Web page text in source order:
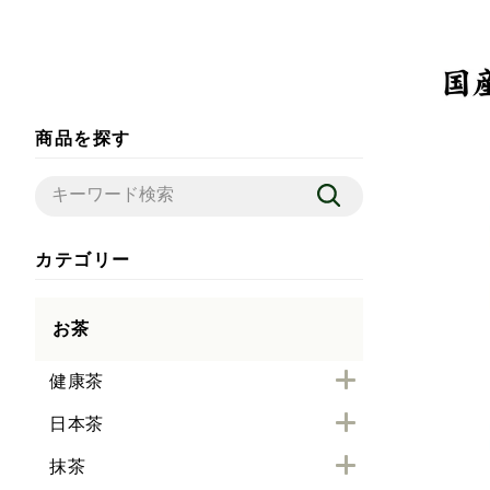
商品を探す
カテゴリー
お茶
健康茶
日本茶
抹茶